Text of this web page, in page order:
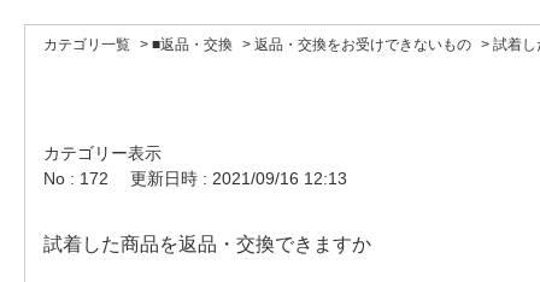
カテゴリ一覧 > ■返品・交換 > 返品・交換をお受けできないもの > 試着し
カテゴリー表示
No : 172
更新日時 : 2021/09/16 12:13
試着した商品を返品・交換できますか